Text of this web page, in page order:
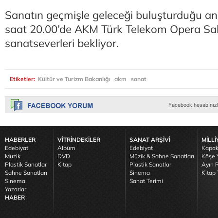
Sanatın geçmişle geleceği buluşturduğu
saat 20.00’de AKM Türk Telekom Opera
sanatseverleri bekliyor.
Etiketler: Kültür ve Turizm Bakanlığı akm sanat
HABERLER
Edebiyat
Müzik
Plastik Sanatlar
Sahne Sanatları
Sinema
Yazarlar
HABER
VİTRİNDEKİLER
Albüm
DVD
Kitap
SANAT ARŞİVİ
Edebiyat
Müzik & Sahne Sanatları
Plastik Sanatlar
Sinema
Sanat Terimi
Köşe
Ayın
Kitap